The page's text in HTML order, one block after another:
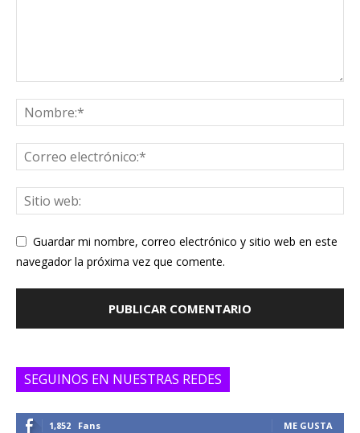
Guardar mi nombre, correo electrónico y sitio web en este
navegador la próxima vez que comente.
SEGUINOS EN NUESTRAS REDES
1,852 Fans ME GUSTA